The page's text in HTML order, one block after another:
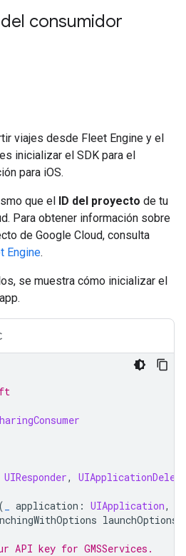
del consumidor
viajes desde Fleet Engine y el
inicializar el SDK para el
para iOS.
que el ID del proyecto de tu
Para obtener información sobre
de Google Cloud, consulta
Engine.
se muestra cómo inicializar el
UIResponder,
( application : UIApplication,
launchOptions
API key for GMSServices.